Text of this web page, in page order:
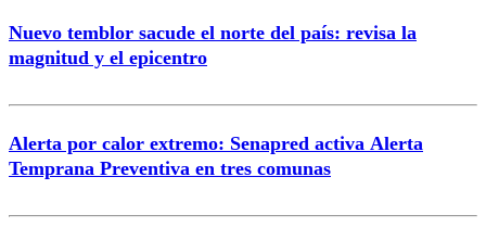
Nuevo temblor sacude el norte del país: revisa la
magnitud y el epicentro
Alerta por calor extremo: Senapred activa Alerta
Temprana Preventiva en tres comunas